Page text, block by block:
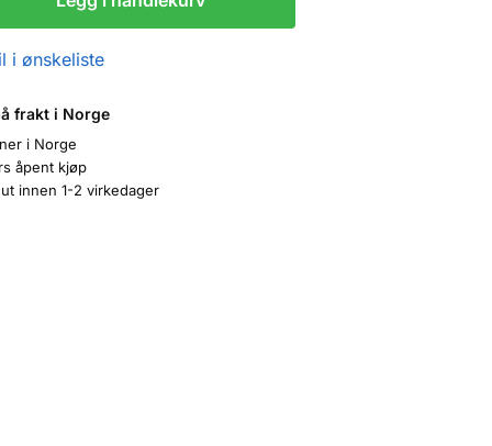
i ønskeliste
frakt i Norge
i Norge
åpent kjøp
innen 1-2 virkedager